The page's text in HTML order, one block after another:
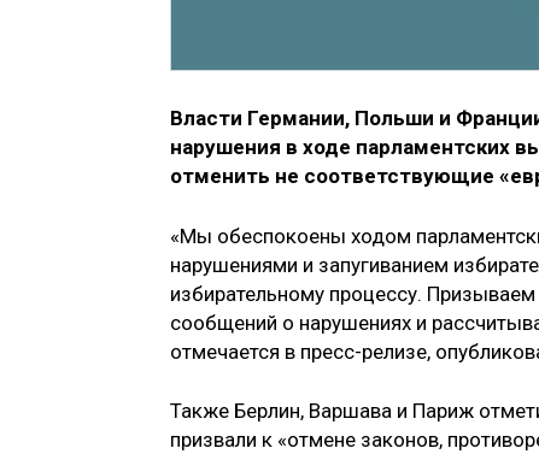
Власти Германии, Польши и
нарушения в ходе парламентских
отменить не соответствующие
«Мы обеспокоены ходом
нарушениями и запугиванием
избирательному процессу.
сообщений о нарушениях и
отмечается в пресс-релизе,
Также Берлин, Варшава и Париж
призвали к «отмене законов,